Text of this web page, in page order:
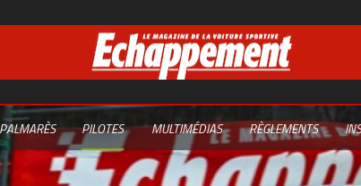
PALMARÈS PILOTES MULTIMÉDIAS RÈGLEMENTS